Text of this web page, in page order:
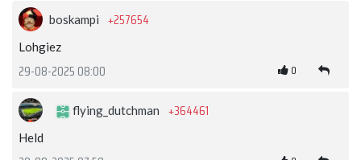
boskampi +257654
Lohgiez
29-08-2025 08:00 0
flying_dutchman +364461
Held